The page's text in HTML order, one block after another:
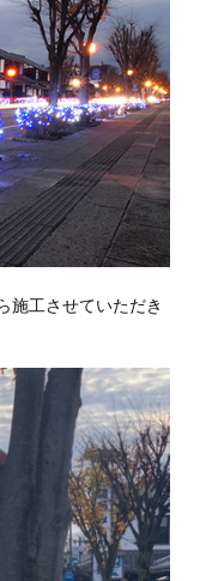
施工させていただき